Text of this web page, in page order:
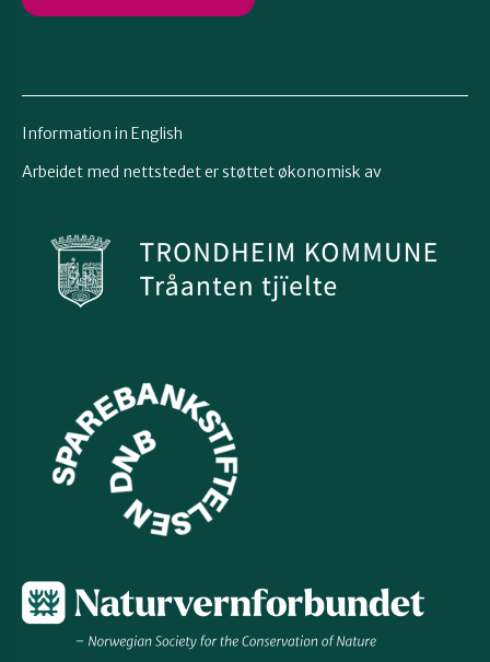
Information in English
Arbeidet med nettstedet er støttet økonomisk av